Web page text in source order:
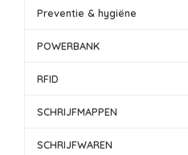
Preventie & hygiëne
POWERBANK
RFID
SCHRIJFMAPPEN
SCHRIJFWAREN